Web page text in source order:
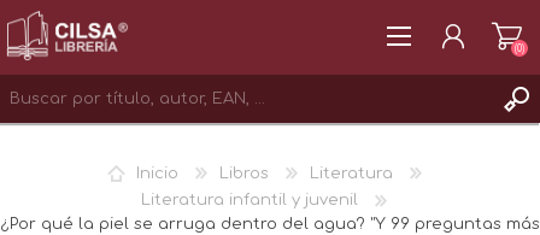
INICIAR SESIÓN
(0)
Inicio Libros
Literatura
Literatura infantil y juvenil
¿Por qué la piel se arruga dentro del agua? "Y 99 preguntas más